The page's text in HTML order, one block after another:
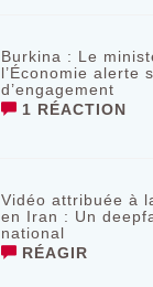
Burkina : Le
l’Économie alerte
d’engagement
1 RÉACTION
Vidéo attribuée à
en Iran : Un
national
RÉAGIR